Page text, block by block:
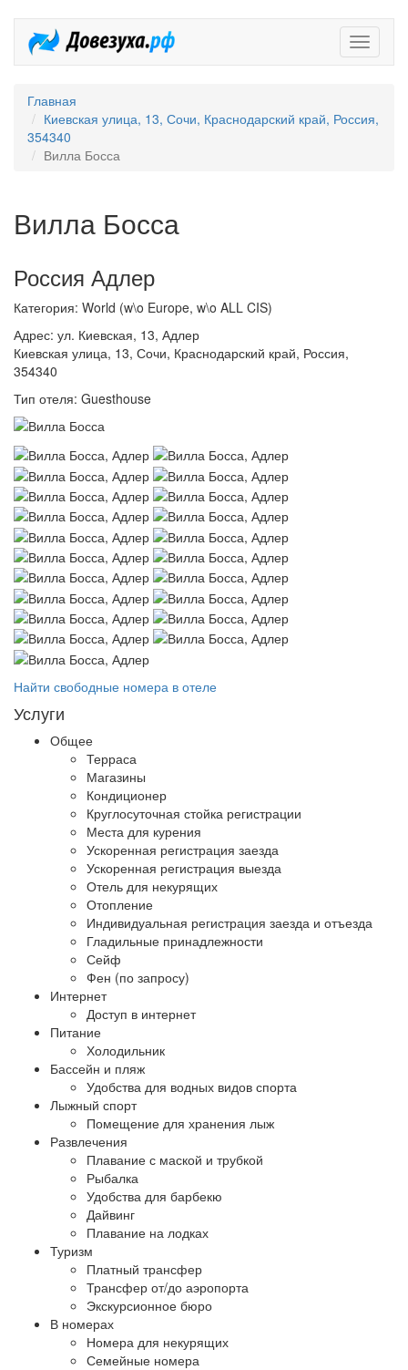
Главная
Киевская улица, 13, Сочи, Краснодарский край, Россия,
354340
Вилла Босса
Вилла Босса
Россия Адлер
Категория: World (w\o Europe, w\o ALL CIS)
Адрес: ул. Киевская, 13, Адлер
Киевская улица, 13, Сочи, Краснодарский край, Россия,
354340
Тип отеля: Guesthouse
Найти свободные номера в отеле
Услуги
Общее
Терраса
Магазины
Кондиционер
Круглосуточная стойка регистрации
Места для курения
Ускоренная регистрация заезда
Ускоренная регистрация выезда
Отель для некурящих
Отопление
Индивидуальная регистрация заезда и отъезда
Гладильные принадлежности
Сейф
Фен (по запросу)
Интернет
Доступ в интернет
Питание
Холодильник
Бассейн и пляж
Удобства для водных видов спорта
Лыжный спорт
Помещение для хранения лыж
Развлечения
Плавание с маской и трубкой
Рыбалка
Удобства для барбекю
Дайвинг
Плавание на лодках
Туризм
Платный трансфер
Трансфер от/до аэропорта
Экскурсионное бюро
В номерах
Номера для некурящих
Семейные номера